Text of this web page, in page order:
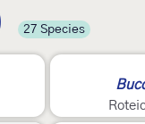
27 Species